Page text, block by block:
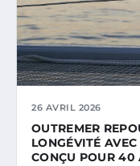
26 AVRIL 2026
OUTREMER
LONGÉVITÉ
CONÇU POUR 40